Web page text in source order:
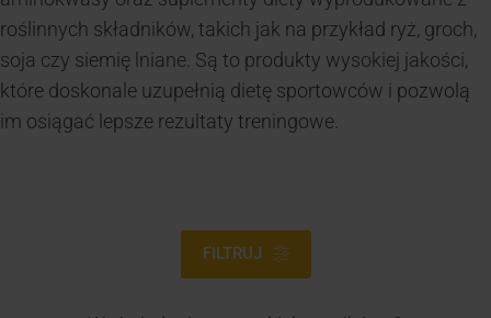
roślinnych składników, takich jak na przykład ryż, groch,
soja czy siemię lniane. Są to produkty wysokiej jakości,
które doskonale uzupełnią dietę sportowców i pozwolą
im osiągać lepsze rezultaty treningowe.
FILTRUJ